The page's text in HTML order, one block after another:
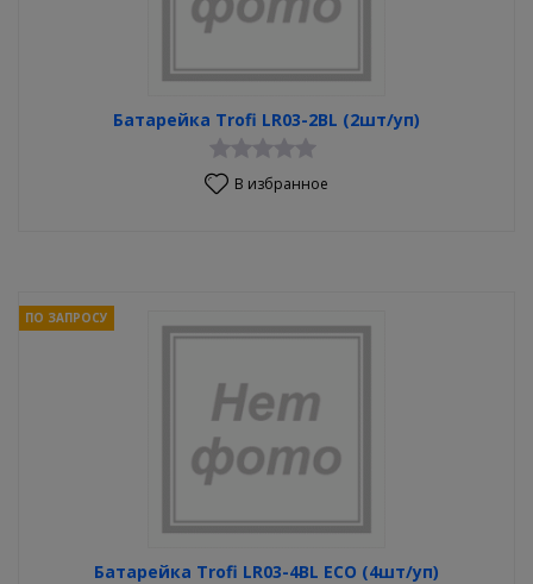
Батарейка Trofi LR03-2BL (2шт/уп)
В избранное
Батарейка Trofi LR03-4BL ECO (4шт/уп)
ПО ЗАПРОСУ